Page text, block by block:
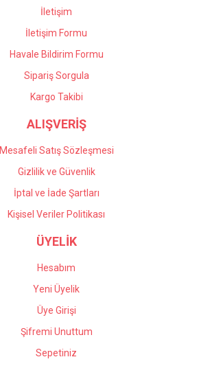
İletişim
İletişim Formu
Havale Bildirim Formu
Sipariş Sorgula
Kargo Takibi
ALIŞVERİŞ
Mesafeli Satış Sözleşmesi
Gizlilik ve Güvenlik
İptal ve İade Şartları
Kişisel Veriler Politikası
ÜYELİK
Hesabım
Yeni Üyelik
Üye Girişi
Şifremi Unuttum
Sepetiniz